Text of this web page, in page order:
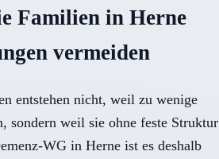
Familien in Herne
vermeiden
entstehen nicht, weil zu wenige
sondern weil sie ohne feste Struktur
WG in Herne ist es deshalb